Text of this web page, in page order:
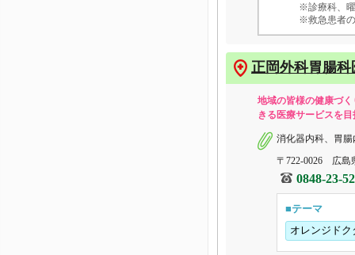
※診療科、
※救急患者
正岡外科胃腸科
地域の皆様の健康づ
きる医療サービスを
消化器内科、胃
〒722-0026 広島
0848-23-
■テーマ
オレンジドク